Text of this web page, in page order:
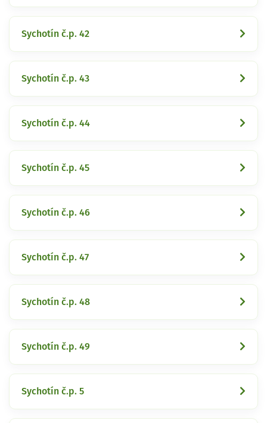
Sychotín č.p. 42
Sychotín č.p. 43
Sychotín č.p. 44
Sychotín č.p. 45
Sychotín č.p. 46
Sychotín č.p. 47
Sychotín č.p. 48
Sychotín č.p. 49
Sychotín č.p. 5